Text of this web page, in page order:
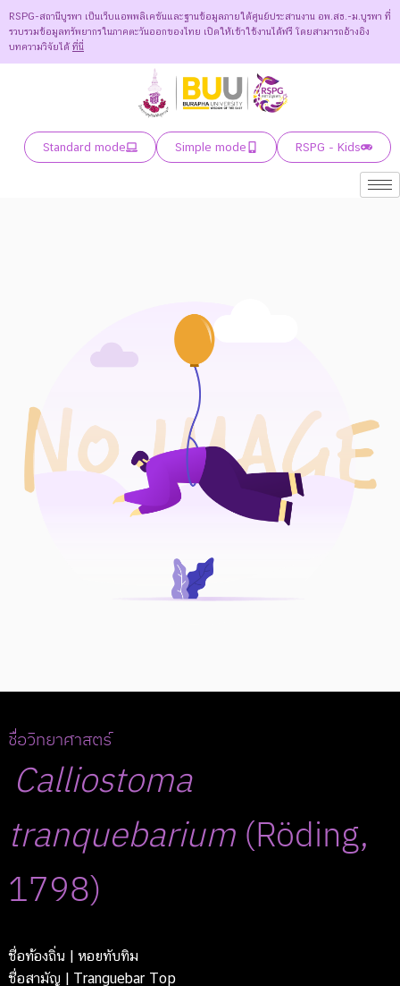
RSPG-สถานีบูรพา เป็นเว็บแอพพลิเคชันและฐานข้อมูลภายใต้ศูนย์ประสานงาน อพ.สธ.-ม.บูรพา ที่
รวบรวมข้อมูลทรัพยากรในภาคตะวันออกของไทย เปิดให้เข้าใช้งานได้ฟรี โดยสามารถอ้างอิง
บทความวิจัยได้ ที่นี่
Standard mode Simple mode RSPG - Kids
ชื่อวิทยาศาสตร์
Calliostoma
tranquebarium (Röding,
1798)
ชื่อท้องถิ่น | หอยทับทิม
ชื่อสามัญ | Tranguebar Top